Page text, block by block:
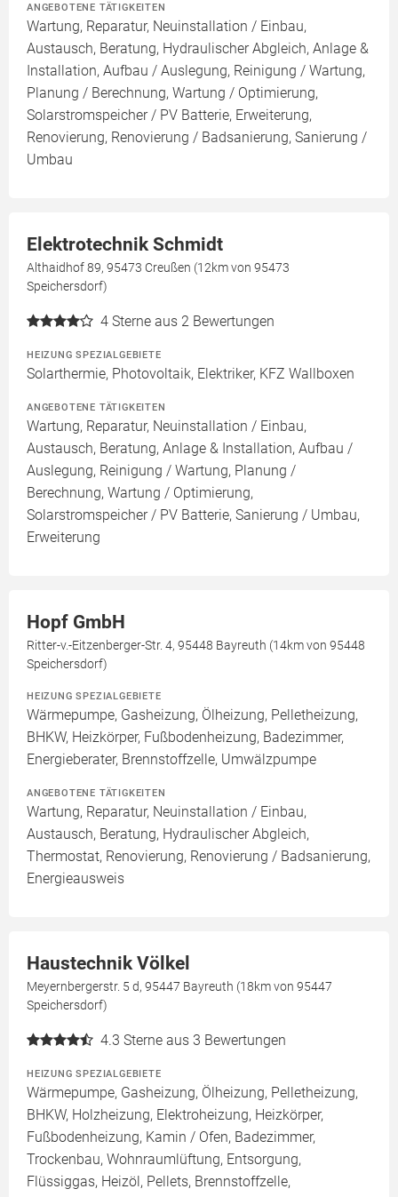
ANGEBOTENE TÄTIGKEITEN
Wartung, Reparatur, Neuinstallation / Einbau,
Austausch, Beratung, Hydraulischer Abgleich, Anlage &
Installation, Aufbau / Auslegung, Reinigung / Wartung,
Planung / Berechnung, Wartung / Optimierung,
Solarstromspeicher / PV Batterie, Erweiterung,
Renovierung, Renovierung / Badsanierung, Sanierung /
Umbau
Elektrotechnik Schmidt
Althaidhof 89, 95473 Creußen (12km von 95473
Speichersdorf)
4 Sterne aus 2 Bewertungen
HEIZUNG SPEZIALGEBIETE
Solarthermie, Photovoltaik, Elektriker, KFZ Wallboxen
ANGEBOTENE TÄTIGKEITEN
Wartung, Reparatur, Neuinstallation / Einbau,
Austausch, Beratung, Anlage & Installation, Aufbau /
Auslegung, Reinigung / Wartung, Planung /
Berechnung, Wartung / Optimierung,
Solarstromspeicher / PV Batterie, Sanierung / Umbau,
Erweiterung
Hopf GmbH
Ritter-v.-Eitzenberger-Str. 4, 95448 Bayreuth (14km von 95448
Speichersdorf)
HEIZUNG SPEZIALGEBIETE
Wärmepumpe, Gasheizung, Ölheizung, Pelletheizung,
BHKW, Heizkörper, Fußbodenheizung, Badezimmer,
Energieberater, Brennstoffzelle, Umwälzpumpe
ANGEBOTENE TÄTIGKEITEN
Wartung, Reparatur, Neuinstallation / Einbau,
Austausch, Beratung, Hydraulischer Abgleich,
Thermostat, Renovierung, Renovierung / Badsanierung,
Energieausweis
Haustechnik Völkel
Meyernbergerstr. 5 d, 95447 Bayreuth (18km von 95447
Speichersdorf)
4.3 Sterne aus 3 Bewertungen
HEIZUNG SPEZIALGEBIETE
Wärmepumpe, Gasheizung, Ölheizung, Pelletheizung,
BHKW, Holzheizung, Elektroheizung, Heizkörper,
Fußbodenheizung, Kamin / Ofen, Badezimmer,
Trockenbau, Wohnraumlüftung, Entsorgung,
Flüssiggas, Heizöl, Pellets, Brennstoffzelle,